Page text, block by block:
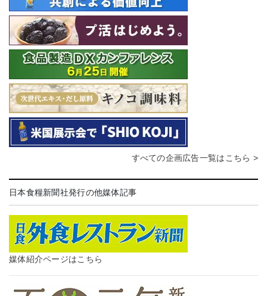
すべての企画広告一覧はこちら >
日本食糧新聞社発行の他媒体記事
媒体紹介ページはこちら